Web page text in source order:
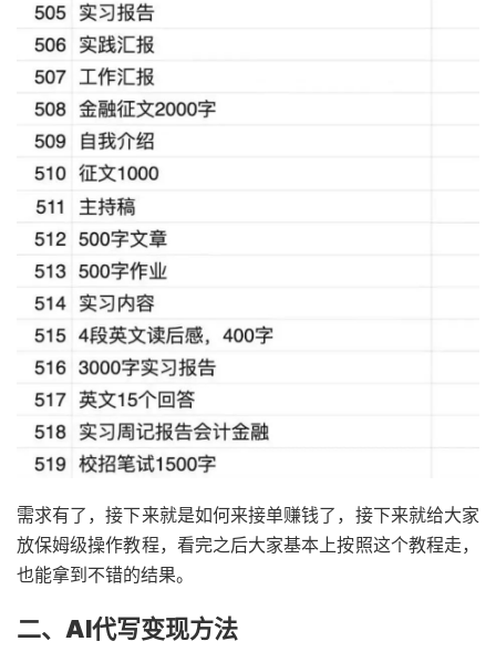
需求有了，接下来就是如何来接单赚钱了，接下来就给大家
放保姆级操作教程，看完之后大家基本上按照这个教程走，
也能拿到不错的结果。
二、AI代写变现方法